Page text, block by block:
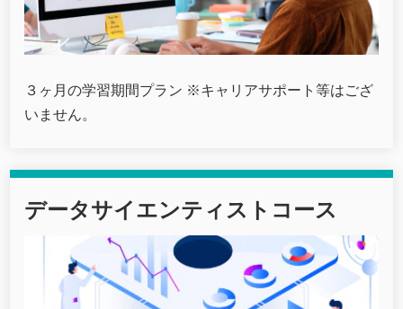
３ヶ月の学習期間プラン ※キャリアサポート等はござ
いません。
データサイエンティストコース